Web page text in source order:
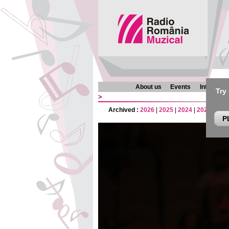
Try
About us Events
>
Archived : 2026 2025 2024 2023